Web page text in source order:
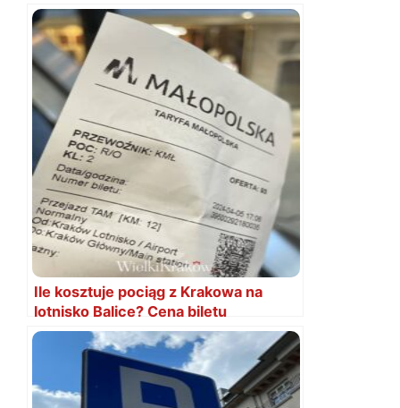
Ile kosztuje pociąg z Krakowa na
lotnisko Balice? Cena biletu